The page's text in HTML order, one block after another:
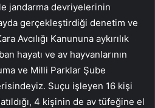
jandarma devriyelerinin
gerçekleştirdiği denetim ve
Avcılığı Kanununa aykırılık
hayatı ve av hayvanlarının
ve Milli Parklar Şube
Suçu işleyen 16 kişi
4 kişinin de av tüfeğine el